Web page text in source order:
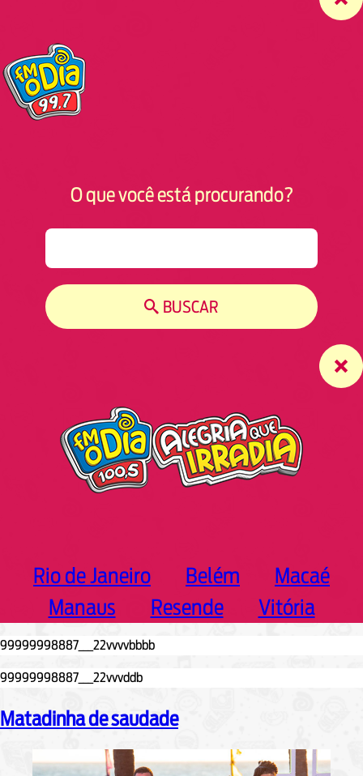
O que você está procurando?
BUSCAR
Rio de Janeiro Belém
Macaé
Manaus
Resende Vitória
Matadinha de saudade